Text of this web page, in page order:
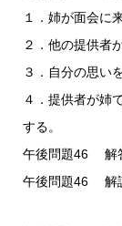
１．姉が面会に
２．他の提供者
３．自分の思い
４．提供者が姉
する。
午後問題46
午後問題46 解